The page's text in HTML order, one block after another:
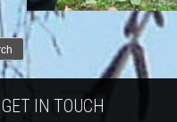
GET IN TOUCH